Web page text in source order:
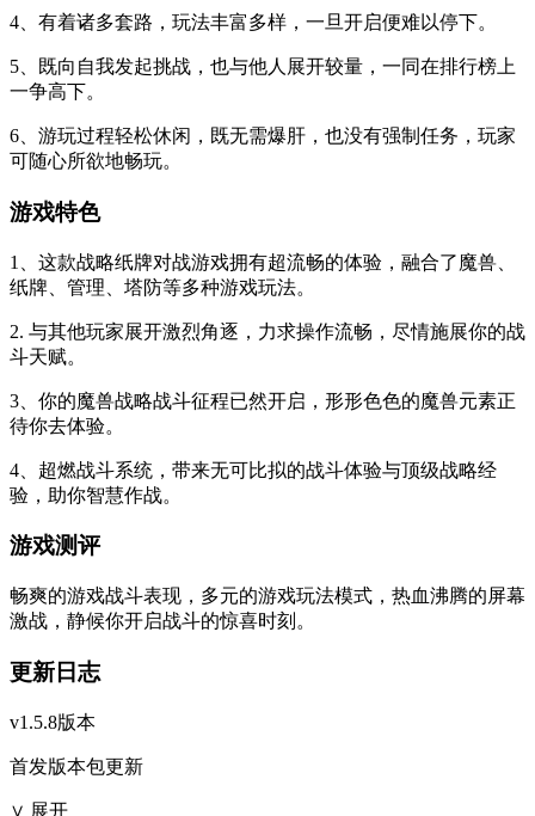
4、有着诸多套路，玩法丰富多样，一旦开启便难以停下。
5、既向自我发起挑战，也与他人展开较量，一同在排行榜上
一争高下。
6、游玩过程轻松休闲，既无需爆肝，也没有强制任务，玩家
可随心所欲地畅玩。
游戏特色
1、这款战略纸牌对战游戏拥有超流畅的体验，融合了魔兽、
纸牌、管理、塔防等多种游戏玩法。
2. 与其他玩家展开激烈角逐，力求操作流畅，尽情施展你的战
斗天赋。
3、你的魔兽战略战斗征程已然开启，形形色色的魔兽元素正
待你去体验。
4、超燃战斗系统，带来无可比拟的战斗体验与顶级战略经
验，助你智慧作战。
游戏测评
畅爽的游戏战斗表现，多元的游戏玩法模式，热血沸腾的屏幕
激战，静候你开启战斗的惊喜时刻。
更新日志
v1.5.8版本
首发版本包更新
∨ 展开